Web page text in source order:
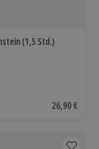
(1,5 Std.)
auf 7 BewertungenAktueller
26,90 €